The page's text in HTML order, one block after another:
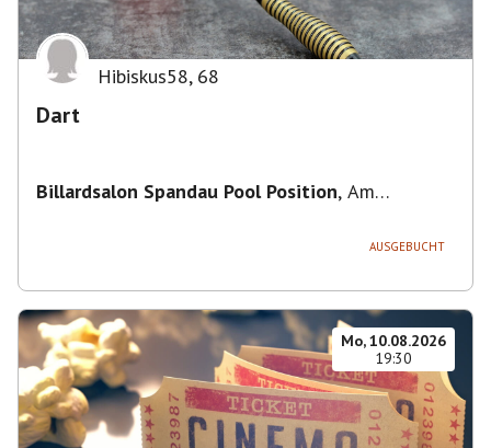
Hibiskus58, 68
Dart
Billardsalon Spandau Pool Position, Am
AUSGEBUCHT
Mo, 10.08.2026
19:30